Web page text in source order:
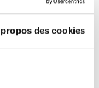
des cookies